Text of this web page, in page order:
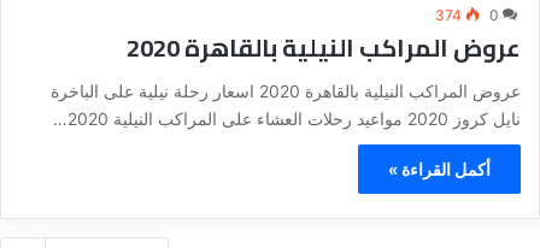
0
374
عروض المراكب النيلية بالقاهرة 2020
عروض المراكب النيلية بالقاهرة 2020 اسعار رحلة نيلية على الباخرة
نايل كروز 2020 مواعيد رحلات العشاء على المراكب النيلية 2020…
أكمل القراءة »